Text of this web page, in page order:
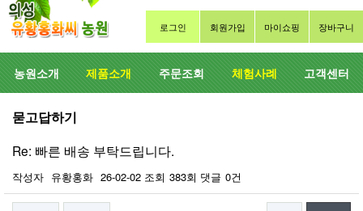
로그인 회원가입 마이쇼핑 장바구니
농원소개 제품소개 주문조회 체험사례 고객센터
묻고답하기
Re: 빠른 배송 부탁드립니다.
작성자 유황홍화 26-02-02 조회 383회 댓글 0건